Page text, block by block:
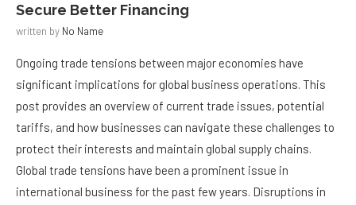
Secure Better Financing
written by No Name
Ongoing trade tensions between major economies have
significant implications for global business operations. This
post provides an overview of current trade issues, potential
tariffs, and how businesses can navigate these challenges to
protect their interests and maintain global supply chains.
Global trade tensions have been a prominent issue in
international business for the past few years. Disruptions in